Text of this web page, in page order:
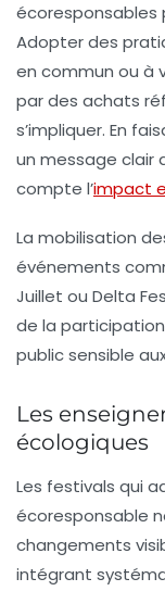
écoresponsables
Adopter des
en commun ou à
par des achats
s’impliquer. En
un message clair
compte l’impact
La mobilisation
événements
Juillet ou Delta
de la
public sensible
Les
écologiques
Les festivals qui
écoresponsable
changements
intégrant